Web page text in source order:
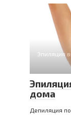
Эпиляция
дома
Депиляция